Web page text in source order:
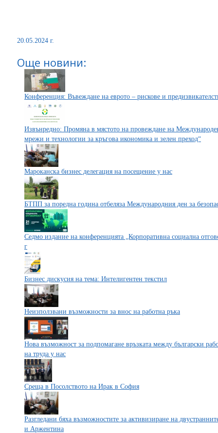
20.05.2024 г.
Още новини:
Конференция: Въвеждане на еврото – рискове и
Извънредно: Промяна в мястото на провеждане на
мрежи и технологии за кръгова икономика и зелен преход“
Мароканска бизнес делегация на посещение у нас
БТПП за поредна година отбеляза Международния ден за
Седмо издание на конференцията „Корпоративна социална
г
Бизнес дискусия на тема: Интелигентен текстил
Неизползвани възможности за внос на работна ръка
Нова възможност за подпомагане връзката между български
на труда у нас
Среща в Посолството на Ирак в София
Разгледани бяха възможностите за активизиране на
и Аржентина